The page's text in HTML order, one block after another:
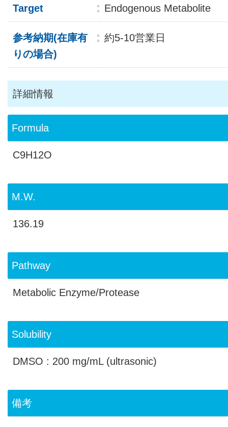
Target Endogenous Metabolite
参考納期(在庫有
りの場合)
約5-10営業日
詳細情報
Formula
C9H12O
M.W.
136.19
Pathway
Metabolic Enzyme/Protease
Solubility
DMSO : 200 mg/mL (ultrasonic)
備考